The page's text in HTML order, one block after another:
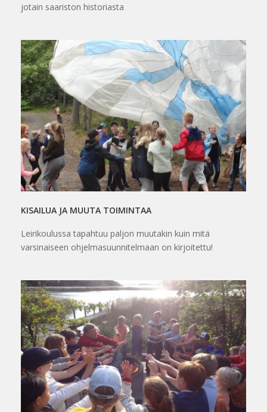
jotain saariston historiasta
KISAILUA JA MUUTA TOIMINTAA
Leirikoulussa tapahtuu paljon muutakin kuin mitä
varsinaiseen ohjelmasuunnitelmaan on kirjoitettu!